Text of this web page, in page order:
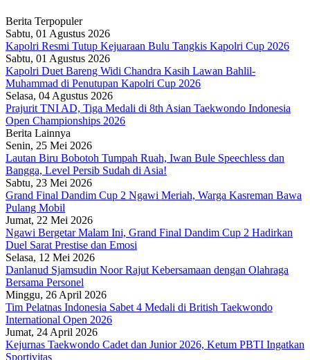
Berita Terpopuler
Sabtu, 01 Agustus 2026
Kapolri Resmi Tutup Kejuaraan Bulu Tangkis Kapolri Cup 2026
Sabtu, 01 Agustus 2026
Kapolri Duet Bareng Widi Chandra Kasih Lawan Bahlil-
Muhammad di Penutupan Kapolri Cup 2026
Selasa, 04 Agustus 2026
Prajurit TNI AD, Tiga Medali di 8th Asian Taekwondo Indonesia
Open Championships 2026
Berita Lainnya
Senin, 25 Mei 2026
Lautan Biru Bobotoh Tumpah Ruah, Iwan Bule Speechless dan
Bangga, Level Persib Sudah di Asia!
Sabtu, 23 Mei 2026
Grand Final Dandim Cup 2 Ngawi Meriah, Warga Kasreman Bawa
Pulang Mobil
Jumat, 22 Mei 2026
Ngawi Bergetar Malam Ini, Grand Final Dandim Cup 2 Hadirkan
Duel Sarat Prestise dan Emosi
Selasa, 12 Mei 2026
Danlanud Sjamsudin Noor Rajut Kebersamaan dengan Olahraga
Bersama Personel
Minggu, 26 April 2026
Tim Pelatnas Indonesia Sabet 4 Medali di British Taekwondo
International Open 2026
Jumat, 24 April 2026
Kejurnas Taekwondo Cadet dan Junior 2026, Ketum PBTI Ingatkan
Sportivitas